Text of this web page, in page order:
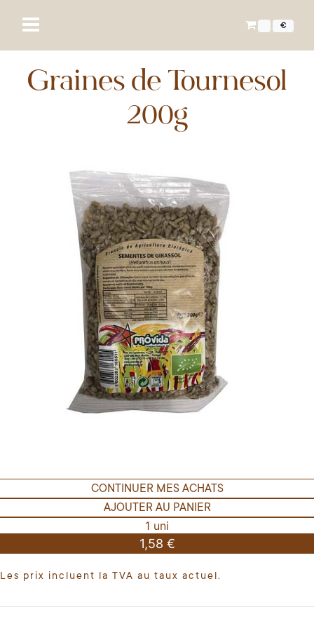
€
Graines de Tournesol
200g
CONTINUER MES ACHATS
AJOUTER AU PANIER
1 uni
1,58 €
Les prix incluent la TVA au taux actuel.